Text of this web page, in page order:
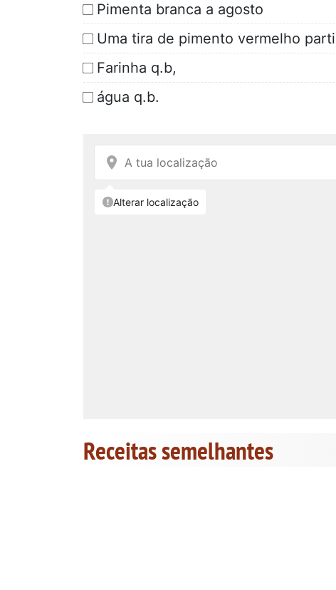
Pimenta branca a agosto
Uma tira de pimento vermelho
Farinha q.b,
água q.b.
Receitas semelhantes